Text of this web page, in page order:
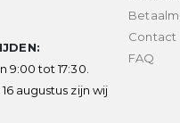
9:00 tot 17:30.
augustus zijn wij
Contact
FAQ